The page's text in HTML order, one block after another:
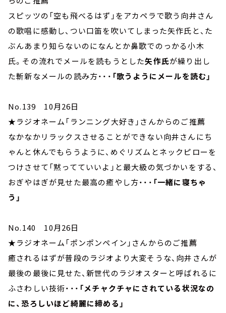
スピッツの「空も飛べるはず」をアカペラで歌う向井さん
の歌唱に感動し、つい口笛を吹いてしまった矢作氏と、た
ぶんあまり知らないのになんとか鼻歌でのっかる小木
氏。その流れでメールを読もうとした矢作氏が繰り出し
た斬新なメールの読み方・・・ 「歌うようにメールを読む」
No.139 10月26日
★ラジオネーム「ランニング大好き」さんからのご推薦
なかなかリラックスさせることができない向井さんにち
ゃんと休んでもらうように、めぐリズムとネックピローを
つけさせて「黙ってていいよ」と最大級の気づかいをする、
おぎやはぎが見せた最高の癒やし方・・・ 「一緒に寝ちゃ
う」
No.140 10月26日
★ラジオネーム「ポンポンペイン」さんからのご推薦
癒されるはずが普段のラジオより大変そうな、向井さんが
最後の最後に見せた、新世代のラジオスターと呼ばれるに
ふさわしい技術・・・ 「メチャクチャにされている状況なの
に、恐ろしいほど綺麗に締める」